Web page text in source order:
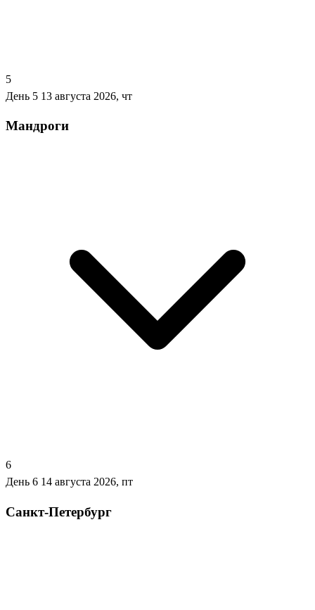
5
День 5 13 августа 2026, чт
Мандроги
6
День 6 14 августа 2026, пт
Санкт-Петербург